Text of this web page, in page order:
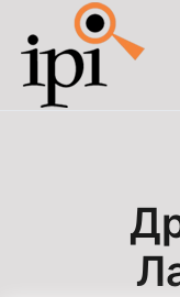
Skip to main